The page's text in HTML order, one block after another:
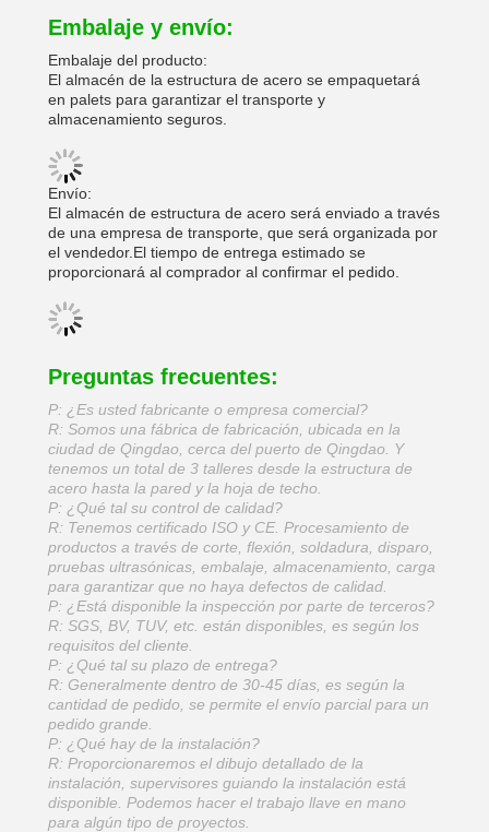
Embalaje y envío:
Embalaje del producto:
El almacén de la estructura de acero se empaquetará
en palets para garantizar el transporte y
almacenamiento seguros.
Envío:
El almacén de estructura de acero será enviado a través
de una empresa de transporte, que será organizada por
el vendedor.El tiempo de entrega estimado se
proporcionará al comprador al confirmar el pedido.
Preguntas frecuentes:
P: ¿Es usted fabricante o empresa comercial?
R: Somos una fábrica de fabricación, ubicada en la
ciudad de Qingdao, cerca del puerto de Qingdao. Y
tenemos un total de 3 talleres desde la estructura de
acero hasta la pared y la hoja de techo.
P: ¿Qué tal su control de calidad?
R: Tenemos certificado ISO y CE. Procesamiento de
productos a través de corte, flexión, soldadura, disparo,
pruebas ultrasónicas, embalaje, almacenamiento, carga
para garantizar que no haya defectos de calidad.
P: ¿Está disponible la inspección por parte de terceros?
R: SGS, BV, TUV, etc. están disponibles, es según los
requisitos del cliente.
P: ¿Qué tal su plazo de entrega?
R: Generalmente dentro de 30-45 días, es según la
cantidad de pedido, se permite el envío parcial para un
pedido grande.
P: ¿Qué hay de la instalación?
R: Proporcionaremos el dibujo detallado de la
instalación, supervisores guiando la instalación está
disponible. Podemos hacer el trabajo llave en mano
para algún tipo de proyectos.